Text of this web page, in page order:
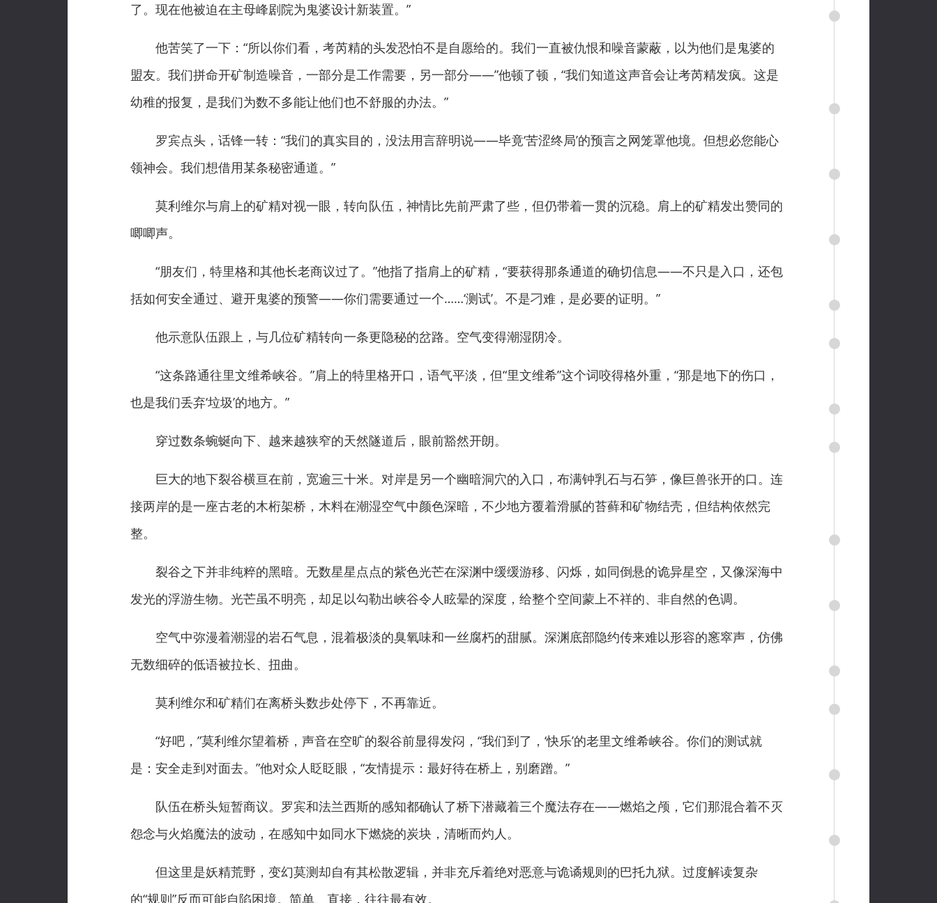
了。现在他被迫在主母峰剧院为鬼婆设计新装置。”
他苦笑了一下：“所以你们看，考芮精的头发恐怕不是自愿给的。我们一直被仇恨和噪音蒙蔽，以为他们是鬼婆的
盟友。我们拼命开矿制造噪音，一部分是工作需要，另一部分——”他顿了顿，“我们知道这声音会让考芮精发疯。这是
幼稚的报复，是我们为数不多能让他们也不舒服的办法。”
罗宾点头，话锋一转：“我们的真实目的，没法用言辞明说——毕竟‘苦涩终局’的预言之网笼罩他境。但想必您能心
领神会。我们想借用某条秘密通道。”
莫利维尔与肩上的矿精对视一眼，转向队伍，神情比先前严肃了些，但仍带着一贯的沉稳。肩上的矿精发出赞同的
唧唧声。
“朋友们，特里格和其他长老商议过了。”他指了指肩上的矿精，“要获得那条通道的确切信息——不只是入口，还包
括如何安全通过、避开鬼婆的预警——你们需要通过一个……‘测试’。不是刁难，是必要的证明。”
他示意队伍跟上，与几位矿精转向一条更隐秘的岔路。空气变得潮湿阴冷。
“这条路通往里文维希峡谷。”肩上的特里格开口，语气平淡，但“里文维希”这个词咬得格外重，“那是地下的伤口，
也是我们丢弃‘垃圾’的地方。”
穿过数条蜿蜒向下、越来越狭窄的天然隧道后，眼前豁然开朗。
巨大的地下裂谷横亘在前，宽逾三十米。对岸是另一个幽暗洞穴的入口，布满钟乳石与石笋，像巨兽张开的口。连
接两岸的是一座古老的木桁架桥，木料在潮湿空气中颜色深暗，不少地方覆着滑腻的苔藓和矿物结壳，但结构依然完
整。
裂谷之下并非纯粹的黑暗。无数星星点点的紫色光芒在深渊中缓缓游移、闪烁，如同倒悬的诡异星空，又像深海中
发光的浮游生物。光芒虽不明亮，却足以勾勒出峡谷令人眩晕的深度，给整个空间蒙上不祥的、非自然的色调。
空气中弥漫着潮湿的岩石气息，混着极淡的臭氧味和一丝腐朽的甜腻。深渊底部隐约传来难以形容的窸窣声，仿佛
无数细碎的低语被拉长、扭曲。
莫利维尔和矿精们在离桥头数步处停下，不再靠近。
“好吧，”莫利维尔望着桥，声音在空旷的裂谷前显得发闷，“我们到了，‘快乐’的老里文维希峡谷。你们的测试就
是：安全走到对面去。”他对众人眨眨眼，“友情提示：最好待在桥上，别磨蹭。”
队伍在桥头短暂商议。罗宾和法兰西斯的感知都确认了桥下潜藏着三个魔法存在——燃焰之颅，它们那混合着不灭
怨念与火焰魔法的波动，在感知中如同水下燃烧的炭块，清晰而灼人。
但这里是妖精荒野，变幻莫测却自有其松散逻辑，并非充斥着绝对恶意与诡谲规则的巴托九狱。过度解读复杂
的“规则”反而可能自陷困境。简单、直接，往往最有效。